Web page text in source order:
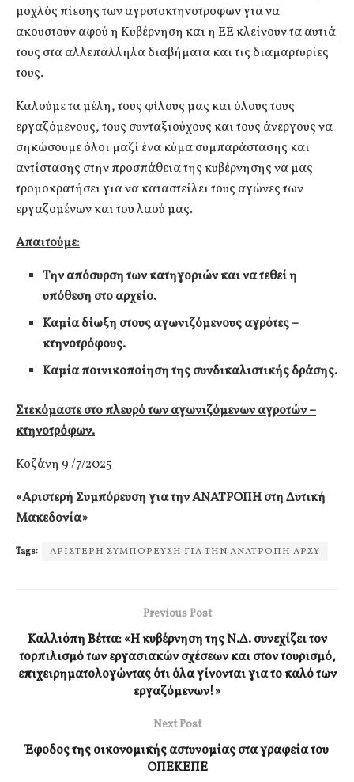
μοχλός πίεσης των αγροτοκτηνοτρόφων για να
ακουστούν αφού η Κυβέρνηση και η ΕΕ κλείνουν τα αυτιά
τους στα αλλεπάλληλα διαβήματα και τις διαμαρτυρίες
τους.
Καλούμε τα μέλη, τους φίλους μας και όλους τους
εργαζόμενους, τους συνταξιούχους και τους άνεργους να
σηκώσουμε όλοι μαζί ένα κύμα συμπαράστασης και
αντίστασης στην προσπάθεια της κυβέρνησης να μας
τρομοκρατήσει για να καταστείλει τους αγώνες των
εργαζομένων και του λαού μας.
Απαιτούμε:
Την απόσυρση των κατηγοριών και να τεθεί η
υπόθεση στο αρχείο.
Καμία δίωξη στους αγωνιζόμενους αγρότες –
κτηνοτρόφους.
Καμία ποινικοποίηση της συνδικαλιστικής δράσης.
Στεκόμαστε στο πλευρό των αγωνιζόμενων αγροτών –
κτηνοτρόφων.
Κοζάνη 9 /7/2025
«Αριστερή Συμπόρευση για την ΑΝΑΤΡΟΠΗ στη Δυτική
Μακεδονία»
Tags: ΑΡΙΣΤΕΡΗ ΣΥΜΠΟΡΕΥΣΗ ΓΙΑ ΤΗΝ ΑΝΑΤΡΟΠΗ ΑΡΣΥ
Previous Post
Καλλιόπη Βέττα: «Η κυβέρνηση της Ν.Δ. συνεχίζει τον
τορπιλισμό των εργασιακών σχέσεων και στον τουρισμό,
επιχειρηματολογώντας ότι όλα γίνονται για το καλό των
εργαζόμενων!»
Next Post
Έφοδος της οικονομικής αστυνομίας στα γραφεία του
ΟΠΕΚΕΠΕ